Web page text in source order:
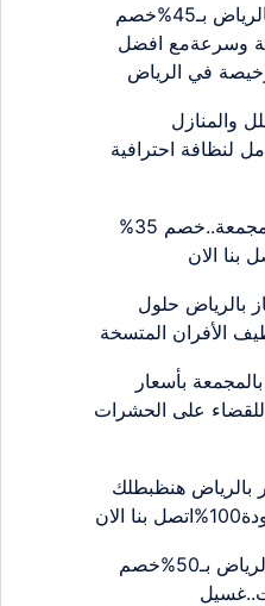
شركة تنظيف مجالس بالرياض بـ45%خصم
وسرعةمع افضل
في الرياض
والمنازل
الكامل لنظافة احترافية
شركة تنظيف منازل بالمجمعة..خصم 35%
الان
بالرياض حلول
بأسعار
على الحشرات
هنظبطلك
شركة تنظيف مساجد بالرياض بـ50%خصم